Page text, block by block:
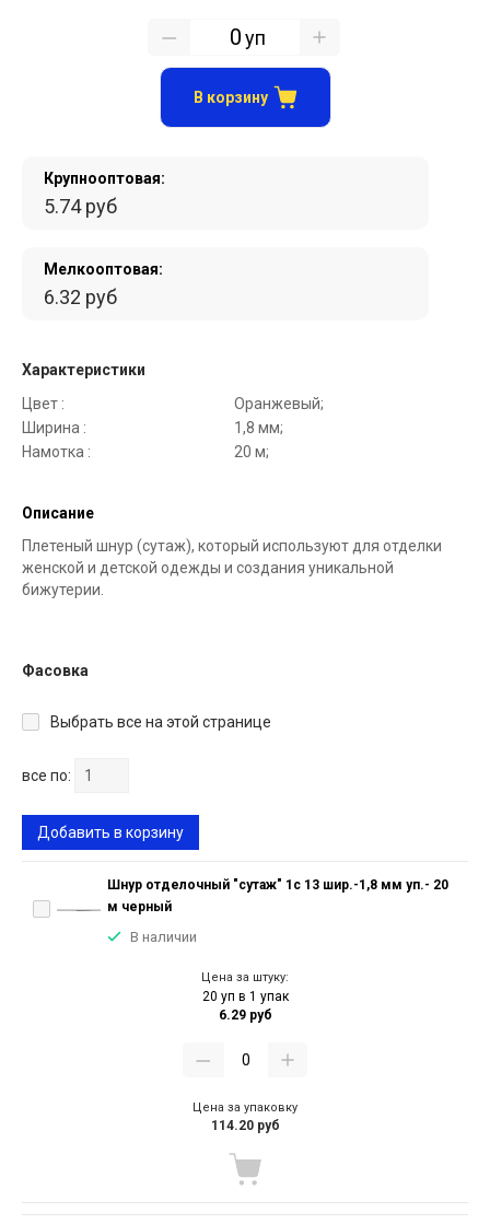
Крупнооптовая:
5.74 руб
Мелкооптовая:
6.32 руб
Характеристики
Цвет :
Оранжевый;
Ширина :
1,8 мм;
Намотка :
20 м;
Описание
Плетеный шнур (сутаж), который используют для отделки
женской и детской одежды и создания уникальной
бижутерии.
уп
В корзину
Фасовка
Выбрать все на этой странице
все по:
Добавить в корзину
Шнур отделочный "сутаж" 1с 13 шир.-1,8 мм уп.- 20
м черный
В наличии
Цена за штуку:
20 уп в 1 упак
6.29 руб
Цена за упаковку
114.20 руб